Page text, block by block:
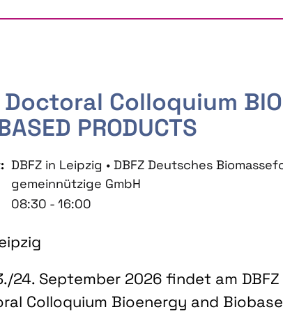
Colloquium
PRODUCTS
DBFZ in Leipzig • DBFZ Deutsches
gemeinnützige GmbH
08:30 - 16:00
24. September 2026 findet am
Colloquium Bioenergy and